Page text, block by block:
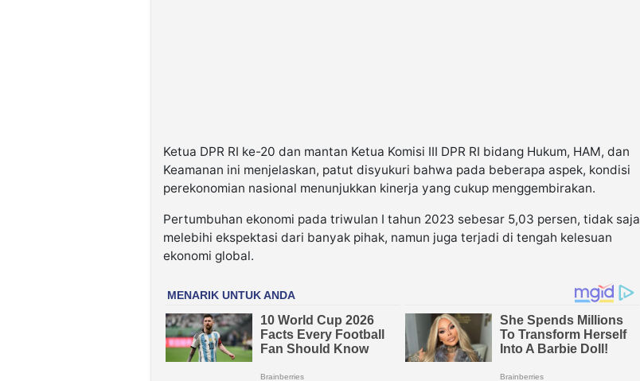
Ketua DPR RI ke-20 dan mantan Ketua Komisi III DPR RI bidang Hukum, HAM, dan
Keamanan ini menjelaskan, patut disyukuri bahwa pada beberapa aspek, kondisi
perekonomian nasional menunjukkan kinerja yang cukup menggembirakan.
Pertumbuhan ekonomi pada triwulan I tahun 2023 sebesar 5,03 persen, tidak saja
melebihi ekspektasi dari banyak pihak, namun juga terjadi di tengah kelesuan
ekonomi global.